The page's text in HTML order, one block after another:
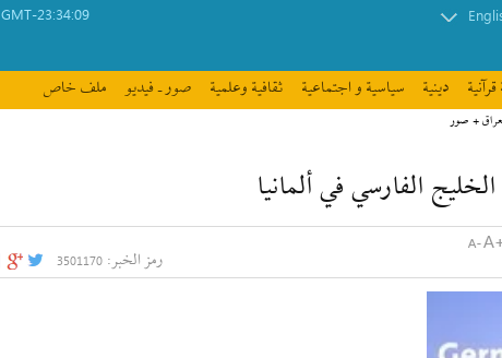
GMT-23:34:09
دينية سیاسیة و اجتماعیة ثقافیة وعلمیة صور ـ فيديو ملف خاص
الفارسي في ألمانيا
رمز الخبر:3501170